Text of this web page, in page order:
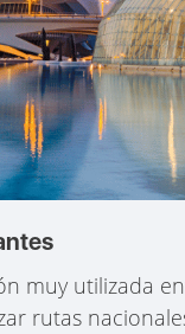
muy utilizada
rutas